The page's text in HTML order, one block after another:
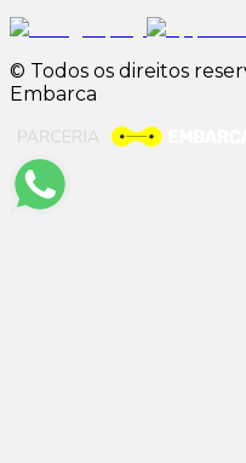
© Todos os direitos
Embarca